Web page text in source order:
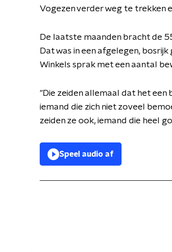
Vogezen verder weg te trekken
De laatste maanden bracht de
Dat was in een afgelegen,
Winkels sprak met een aantal
"Die zeiden allemaal dat het een
iemand die zich niet zoveel
zeiden ze ook, iemand die heel
Speel audio af